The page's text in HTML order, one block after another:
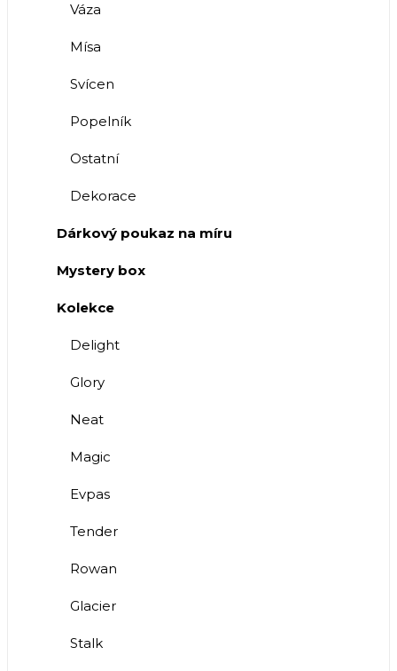
Váza
Mísa
Svícen
Popelník
Ostatní
Dekorace
Dárkový poukaz na míru
Mystery box
Kolekce
Delight
Glory
Neat
Magic
Evpas
Tender
Rowan
Glacier
Stalk